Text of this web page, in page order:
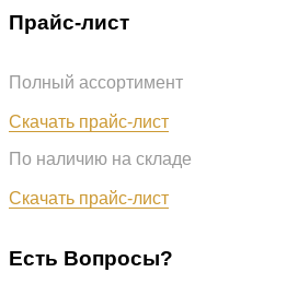
Прайс-лист
Полный ассортимент
Скачать прайс-лист
По наличию на складе
Скачать прайс-лист
Есть Вопросы?